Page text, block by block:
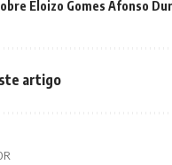
Eloizo Gomes Afonso
artigo